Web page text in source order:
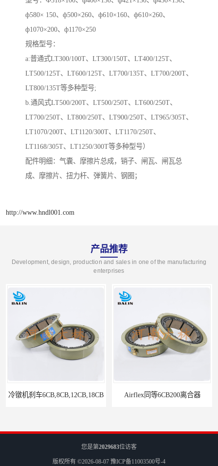
ф580× 150、ф500×260、ф610×160、ф610×260、
ф1070×200、ф1170×250
规格型号：
a:普通式LT300/100T、LT300/150T、LT400/125T、
LT500/125T、LT600/125T、LT700/135T、LT700/200T、
LT800/135T等多种型号;
b.通风式LT500/200T、LT500/250T、LT600/250T、
LT700/250T、LT800/250T、LT900/250T、LT965/305T、
LT1070/200T、LT1120/300T、LT1170/250T、
LT1168/305T、LT1250/300T等多种型号）
配件明细：气囊、摩擦片总成，销子、闸瓦、闸瓦总
成、摩擦片、扭力杆、弹簧片、钢圈；
http://www.hndl001.com
产品推荐
Development, design, production and sales in one of the manufacturing
enterprises
冷镦机刹车6CB,8CB,12CB,18CB Airflex同等6CB200离合器
您是第2029683位访客
版权所有 ©2026-08-07 豫ICP备11003500号-4